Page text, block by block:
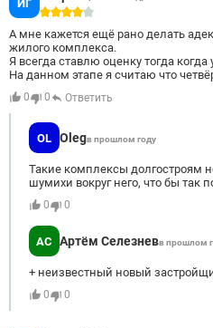
ИГ
4
А мне кажется ещё рано делать
жилого комплекса.
Я всегда ставлю оценку тогда
На данном этапе я считаю что
0 0 Ответить
OL Olegв прошлом году
Такие комплексы долгостроям
шумихи вокруг него, что бы так
0 0
АС Артём Селезневв прошлом
+ неизвестный новый
0 0